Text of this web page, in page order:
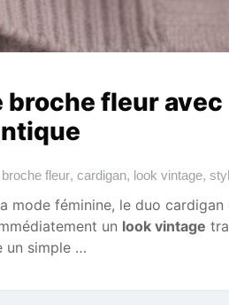
fleur
broche fleur, cardigan, look vintage,
mode féminine, le duo
un look vintage
un simple …